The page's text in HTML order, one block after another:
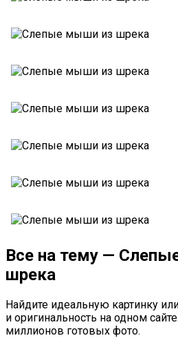
Все на тему —
шрека
Найдите идеальную картинку
и оригинальность на одном
миллионов готовых фото.